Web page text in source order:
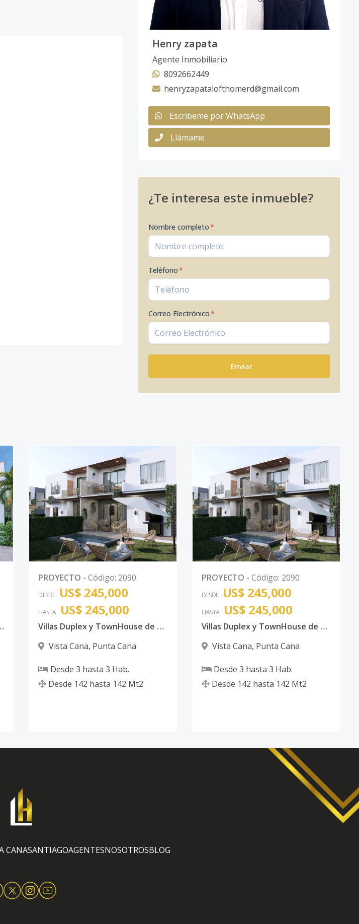
Henry zapata
Agente Inmobiliario
8092662449
henryzapatalofthomerd@gmail.com
Escribeme por WhatsApp
Llámame
¿Te interesa este inmueble?
Nombre completo*
Teléfono*
Correo Electrónico*
Enviar
CANA VISTA CANA
PROYECTO - Código: 2090
DESDE US$ 245,000
HASTA US$ 245,000
Villas Duplex y TownHouse de 3 Habitaciones con piscina Vista Cana
Vista Cana, Punta Cana
Desde 3 hasta 3 Hab.
Desde 142 hasta 142 Mt2
PROYECTO - Código: 2090
DESDE US$ 245,000
HASTA US$ 245,000
Villas Duplex y TownHouse de 3 Habitaciones con piscina Vista Cana
Vista Cana, Punta Cana
Desde 3 hasta 3 Hab.
Desde 142 hasta 142 Mt2
CANASANTIAGOAGENTESNOSOTROSBLOG